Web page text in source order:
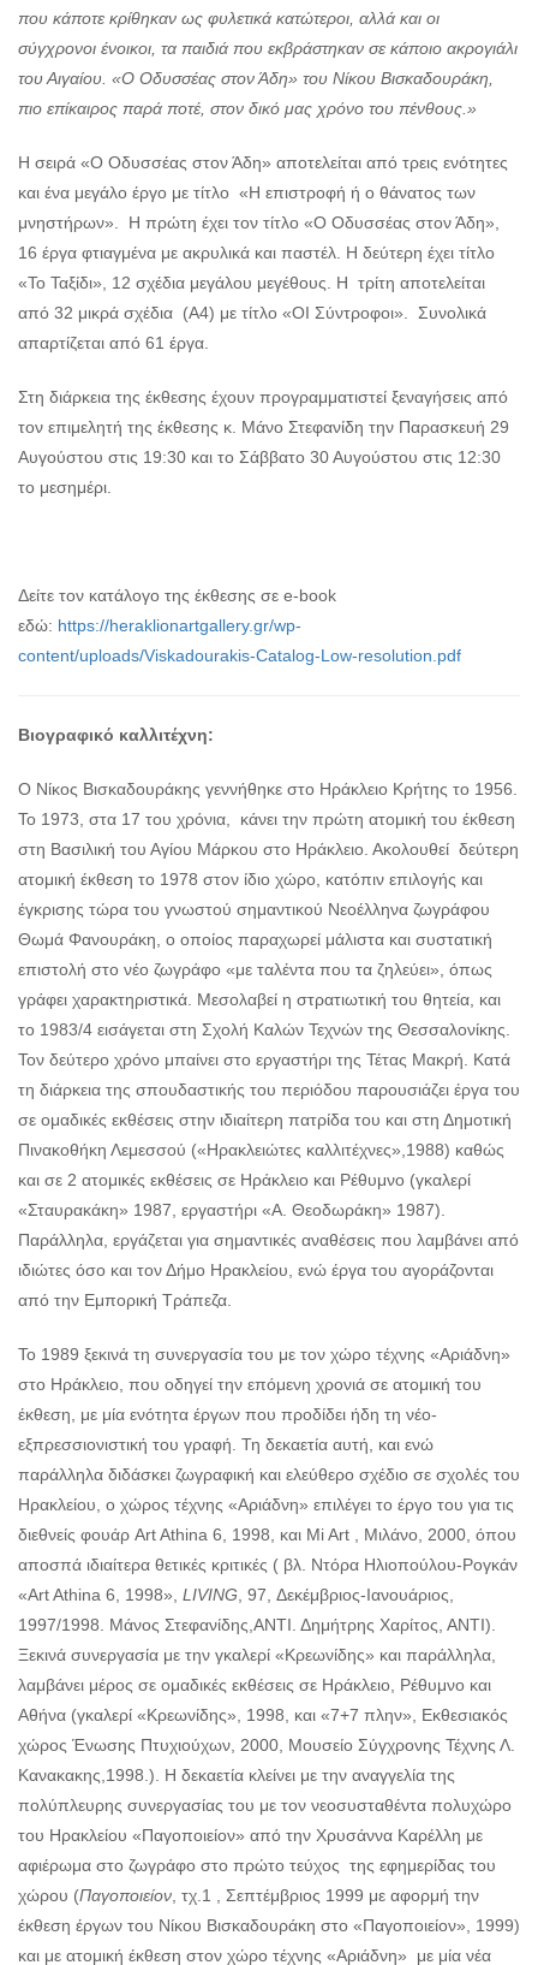
που κάποτε κρίθηκαν ως φυλετικά κατώτεροι, αλλά και οι
σύγχρονοι ένοικοι, τα παιδιά που εκβράστηκαν σε κάποιο ακρογιάλι
του Αιγαίου. «Ο Οδυσσέας στον Άδη» του Νίκου Βισκαδουράκη,
πιο επίκαιρος παρά ποτέ, στον δικό μας χρόνο του πένθους.»
Η σειρά «Ο Οδυσσέας στον Άδη» αποτελείται από τρεις ενότητες
και ένα μεγάλο έργο με τίτλο «Η επιστροφή ή ο θάνατος των
μνηστήρων». Η πρώτη έχει τον τίτλο «Ο Οδυσσέας στον Άδη»,
16 έργα φτιαγμένα με ακρυλικά και παστέλ. Η δεύτερη έχει τίτλο
«Το Ταξίδι», 12 σχέδια μεγάλου μεγέθους. Η τρίτη αποτελείται
από 32 μικρά σχέδια (Α4) με τίτλο «ΟΙ Σύντροφοι». Συνολικά
απαρτίζεται από 61 έργα.
Στη διάρκεια της έκθεσης έχουν προγραμματιστεί ξεναγήσεις από
τον επιμελητή της έκθεσης κ. Μάνο Στεφανίδη την Παρασκευή 29
Αυγούστου στις 19:30 και το Σάββατο 30 Αυγούστου στις 12:30
το μεσημέρι.
Δείτε τον κατάλογο της έκθεσης σε e-book
εδώ: https://heraklionartgallery.gr/wp-
content/uploads/Viskadourakis-Catalog-Low-resolution.pdf
Βιογραφικό καλλιτέχνη:
Ο Νίκος Βισκαδουράκης γεννήθηκε στο Ηράκλειο Κρήτης το 1956.
Το 1973, στα 17 του χρόνια, κάνει την πρώτη ατομική του έκθεση
στη Βασιλική του Αγίου Μάρκου στο Ηράκλειο. Ακολουθεί δεύτερη
ατομική έκθεση το 1978 στον ίδιο χώρο, κατόπιν επιλογής και
έγκρισης τώρα του γνωστού σημαντικού Νεοέλληνα ζωγράφου
Θωμά Φανουράκη, ο οποίος παραχωρεί μάλιστα και συστατική
επιστολή στο νέο ζωγράφο «με ταλέντα που τα ζηλεύει», όπως
γράφει χαρακτηριστικά. Μεσολαβεί η στρατιωτική του θητεία, και
το 1983/4 εισάγεται στη Σχολή Καλών Τεχνών της Θεσσαλονίκης.
Τον δεύτερο χρόνο μπαίνει στο εργαστήρι της Τέτας Μακρή. Κατά
τη διάρκεια της σπουδαστικής του περιόδου παρουσιάζει έργα του
σε ομαδικές εκθέσεις στην ιδιαίτερη πατρίδα του και στη Δημοτική
Πινακοθήκη Λεμεσσού («Ηρακλειώτες καλλιτέχνες»,1988) καθώς
και σε 2 ατομικές εκθέσεις σε Ηράκλειο και Ρέθυμνο (γκαλερί
«Σταυρακάκη» 1987, εργαστήρι «Α. Θεοδωράκη» 1987).
Παράλληλα, εργάζεται για σημαντικές αναθέσεις που λαμβάνει από
ιδιώτες όσο και τον Δήμο Ηρακλείου, ενώ έργα του αγοράζονται
από την Εμπορική Τράπεζα.
Το 1989 ξεκινά τη συνεργασία του με τον χώρο τέχνης «Αριάδνη»
στο Ηράκλειο, που οδηγεί την επόμενη χρονιά σε ατομική του
έκθεση, με μία ενότητα έργων που προδίδει ήδη τη νέο-
εξπρεσσιονιστική του γραφή. Τη δεκαετία αυτή, και ενώ
παράλληλα διδάσκει ζωγραφική και ελεύθερο σχέδιο σε σχολές του
Ηρακλείου, ο χώρος τέχνης «Αριάδνη» επιλέγει το έργο του για τις
διεθνείς φουάρ Art Athina 6, 1998, και Mi Art , Μιλάνο, 2000, όπου
αποσπά ιδιαίτερα θετικές κριτικές ( βλ. Ντόρα Ηλιοπούλου-Ρογκάν
«Art Athina 6, 1998», LIVING , 97, Δεκέμβριος-Ιανουάριος,
1997/1998. Μάνος Στεφανίδης,ΑΝΤΙ. Δημήτρης Χαρίτος, ΑΝΤΙ).
Ξεκινά συνεργασία με την γκαλερί «Κρεωνίδης» και παράλληλα,
λαμβάνει μέρος σε ομαδικές εκθέσεις σε Ηράκλειο, Ρέθυμνο και
Αθήνα (γκαλερί «Κρεωνίδης», 1998, και «7+7 πλην», Εκθεσιακός
χώρος Ένωσης Πτυχιούχων, 2000, Μουσείο Σύγχρονης Τέχνης Λ.
Κανακακης,1998.). Η δεκαετία κλείνει με την αναγγελία της
πολύπλευρης συνεργασίας του με τον νεοσυσταθέντα πολυχώρο
του Ηρακλείου «Παγοποιείον» από την Χρυσάννα Καρέλλη με
αφιέρωμα στο ζωγράφο στο πρώτο τεύχος της εφημερίδας του
χώρου (Παγοποιείον , τχ.1 , Σεπτέμβριος 1999 με αφορμή την
έκθεση έργων του Νίκου Βισκαδουράκη στο «Παγοποιείον», 1999)
και με ατομική έκθεση στον χώρο τέχνης «Αριάδνη» με μία νέα